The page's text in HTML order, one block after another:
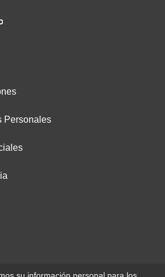
Personales